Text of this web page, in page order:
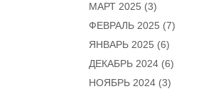
МАРТ 2025 (3)
ФЕВРАЛЬ 2025 (7)
ЯНВАРЬ 2025 (6)
ДЕКАБРЬ 2024 (6)
НОЯБРЬ 2024 (3)